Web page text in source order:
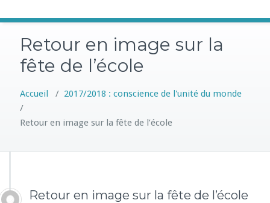
Retour en image sur la
fête de l’école
Accueil / 2017/2018 : conscience de l'unité du monde
/
Retour en image sur la fête de l’école
Retour en image sur la fête de l’école